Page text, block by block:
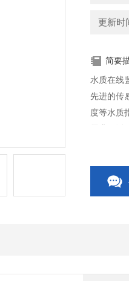
更新时
简要
水质在线
先进的传
度等水质
需求灵